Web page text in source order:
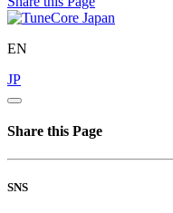
EN
JP
Share this Page
SNS